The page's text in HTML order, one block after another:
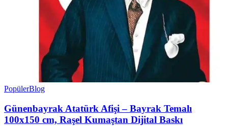
PopülerBlog
Günenbayrak Atatürk Afişi – Bayrak Temalı
100x150 cm, Raşel Kumaştan Dijital Baskı